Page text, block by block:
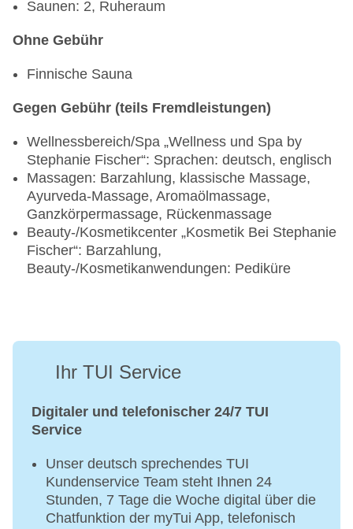
Saunen: 2, Ruheraum
Ohne Gebühr
Finnische Sauna
Gegen Gebühr (teils Fremdleistungen)
Wellnessbereich/Spa „Wellness und Spa by
Stephanie Fischer“: Sprachen: deutsch, englisch
Massagen: Barzahlung, klassische Massage,
Ayurveda-Massage, Aromaölmassage,
Ganzkörpermassage, Rückenmassage
Beauty-/Kosmetikcenter „Kosmetik Bei Stephanie
Fischer“: Barzahlung,
Beauty-/Kosmetikanwendungen: Pediküre
Ihr TUI Service
Digitaler und telefonischer 24/7 TUI
Service
Unser deutsch sprechendes TUI
Kundenservice Team steht Ihnen 24
Stunden, 7 Tage die Woche digital über die
Chatfunktion der myTui App, telefonisch